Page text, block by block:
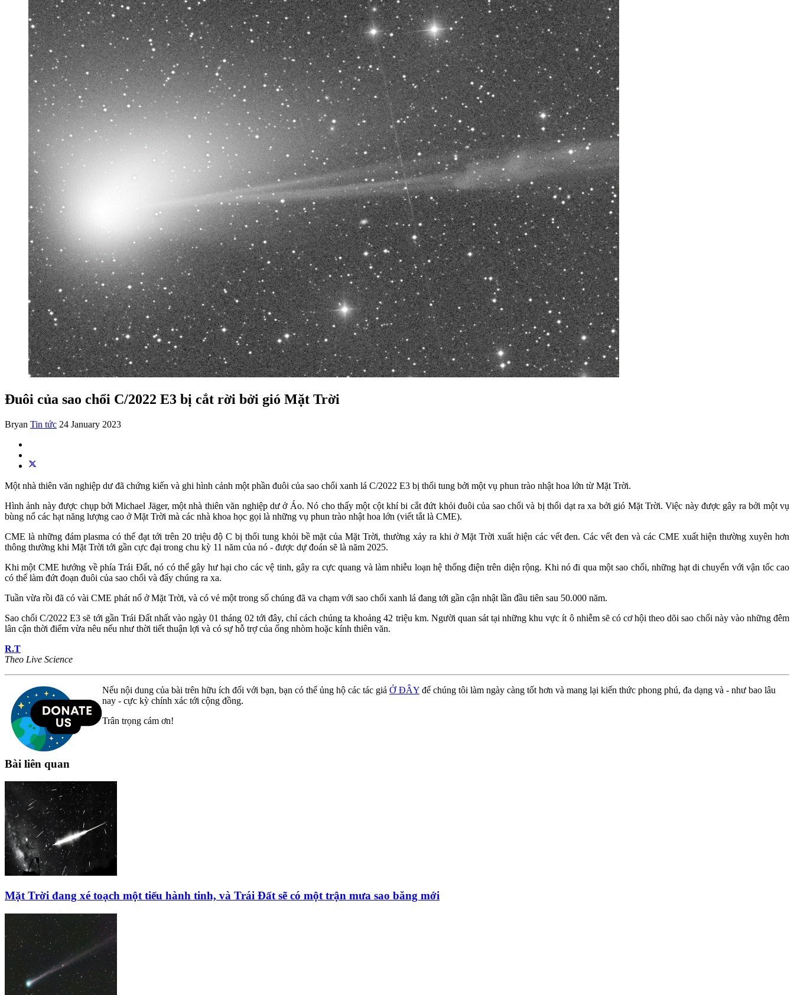
Đuôi của sao chổi C/2022 E3 bị cắt rời bởi gió Mặt Trời
Bryan Tin tức 24 January 2023
Một nhà thiên văn nghiệp dư đã chứng kiến và ghi hình cảnh một phần đuôi của sao chổi xanh lá C/2022 E3 bị thổi tung bởi một vụ phun trào nhật hoa lớn từ Mặt Trời.
Hình ảnh này được chụp bởi Michael Jäger, một nhà thiên văn nghiệp dư ở Áo. Nó cho thấy một cột khí bi cắt đứt khỏi đuôi của sao chổi và bị thổi dạt ra xa bởi gió Mặt Trời. Việc này được gây ra bởi một vụ
bùng nổ các hạt năng lượng cao ở Mặt Trời mà các nhà khoa học gọi là những vụ phun trào nhật hoa lớn (viết tắt là CME).
CME là những đám plasma có thể đạt tới trên 20 triệu độ C bị thổi tung khỏi bề mặt của Mặt Trời, thường xảy ra khi ở Mặt Trời xuất hiện các vết đen. Các vết đen và các CME xuất hiện thường xuyên hơn
thông thường khi Mặt Trời tới gần cực đại trong chu kỳ 11 năm của nó - được dự đoán sẽ là năm 2025.
Khi một CME hướng về phía Trái Đất, nó có thể gây hư hại cho các vệ tinh, gây ra cực quang và làm nhiễu loạn hệ thống điện trên diện rộng. Khi nó đi qua một sao chổi, những hạt di chuyển với vận tốc cao
có thể làm đứt đoạn đuôi của sao chổi và đẩy chúng ra xa.
Tuần vừa rồi đã có vài CME phát nổ ở Mặt Trời, và có vẻ một trong số chúng đã va chạm với sao chổi xanh lá đang tới gần cận nhật lần đầu tiên sau 50.000 năm.
Sao chổi C/2022 E3 sẽ tới gần Trái Đất nhất vào ngày 01 tháng 02 tới đây, chỉ cách chúng ta khoảng 42 triệu km. Người quan sát tại những khu vực ít ô nhiễm sẽ có cơ hội theo dõi sao chổi này vào những đêm
lân cận thời điểm vừa nêu nếu như thời tiết thuận lợi và có sự hỗ trợ của ống nhòm hoặc kính thiên văn.
R.T
Theo Live Science
Nếu nội dung của bài trên hữu ích đối với bạn, bạn có thể ủng hộ các tác giả Ở ĐÂY để chúng tôi làm ngày càng tốt hơn và mang lại kiến thức phong phú, đa dạng và - như bao lâu
nay - cực kỳ chính xác tới cộng đồng.
Trân trọng cám ơn!
Bài liên quan
Mặt Trời đang xé toạch một tiểu hành tinh, và Trái Đất sẽ có một trận mưa sao băng mới